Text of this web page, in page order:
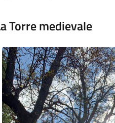
Torre medievale